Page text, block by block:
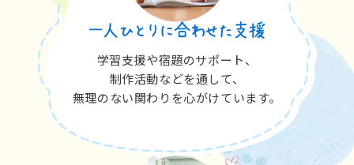
学習支援や宿題のサポート、
制作活動などを通して、
無理のない関わりを心がけています。